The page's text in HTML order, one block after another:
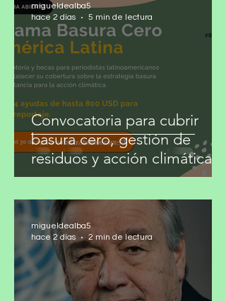
Convocatoria para cubrir
basura cero, gestión de
residuos y acción climática
migueldealba5
hace 2 días
5 min de lectura
migueldealba5
hace 2 días
2 min de lectura